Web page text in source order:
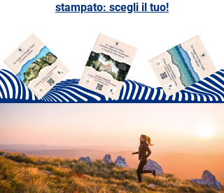
stampato: scegli il tuo!